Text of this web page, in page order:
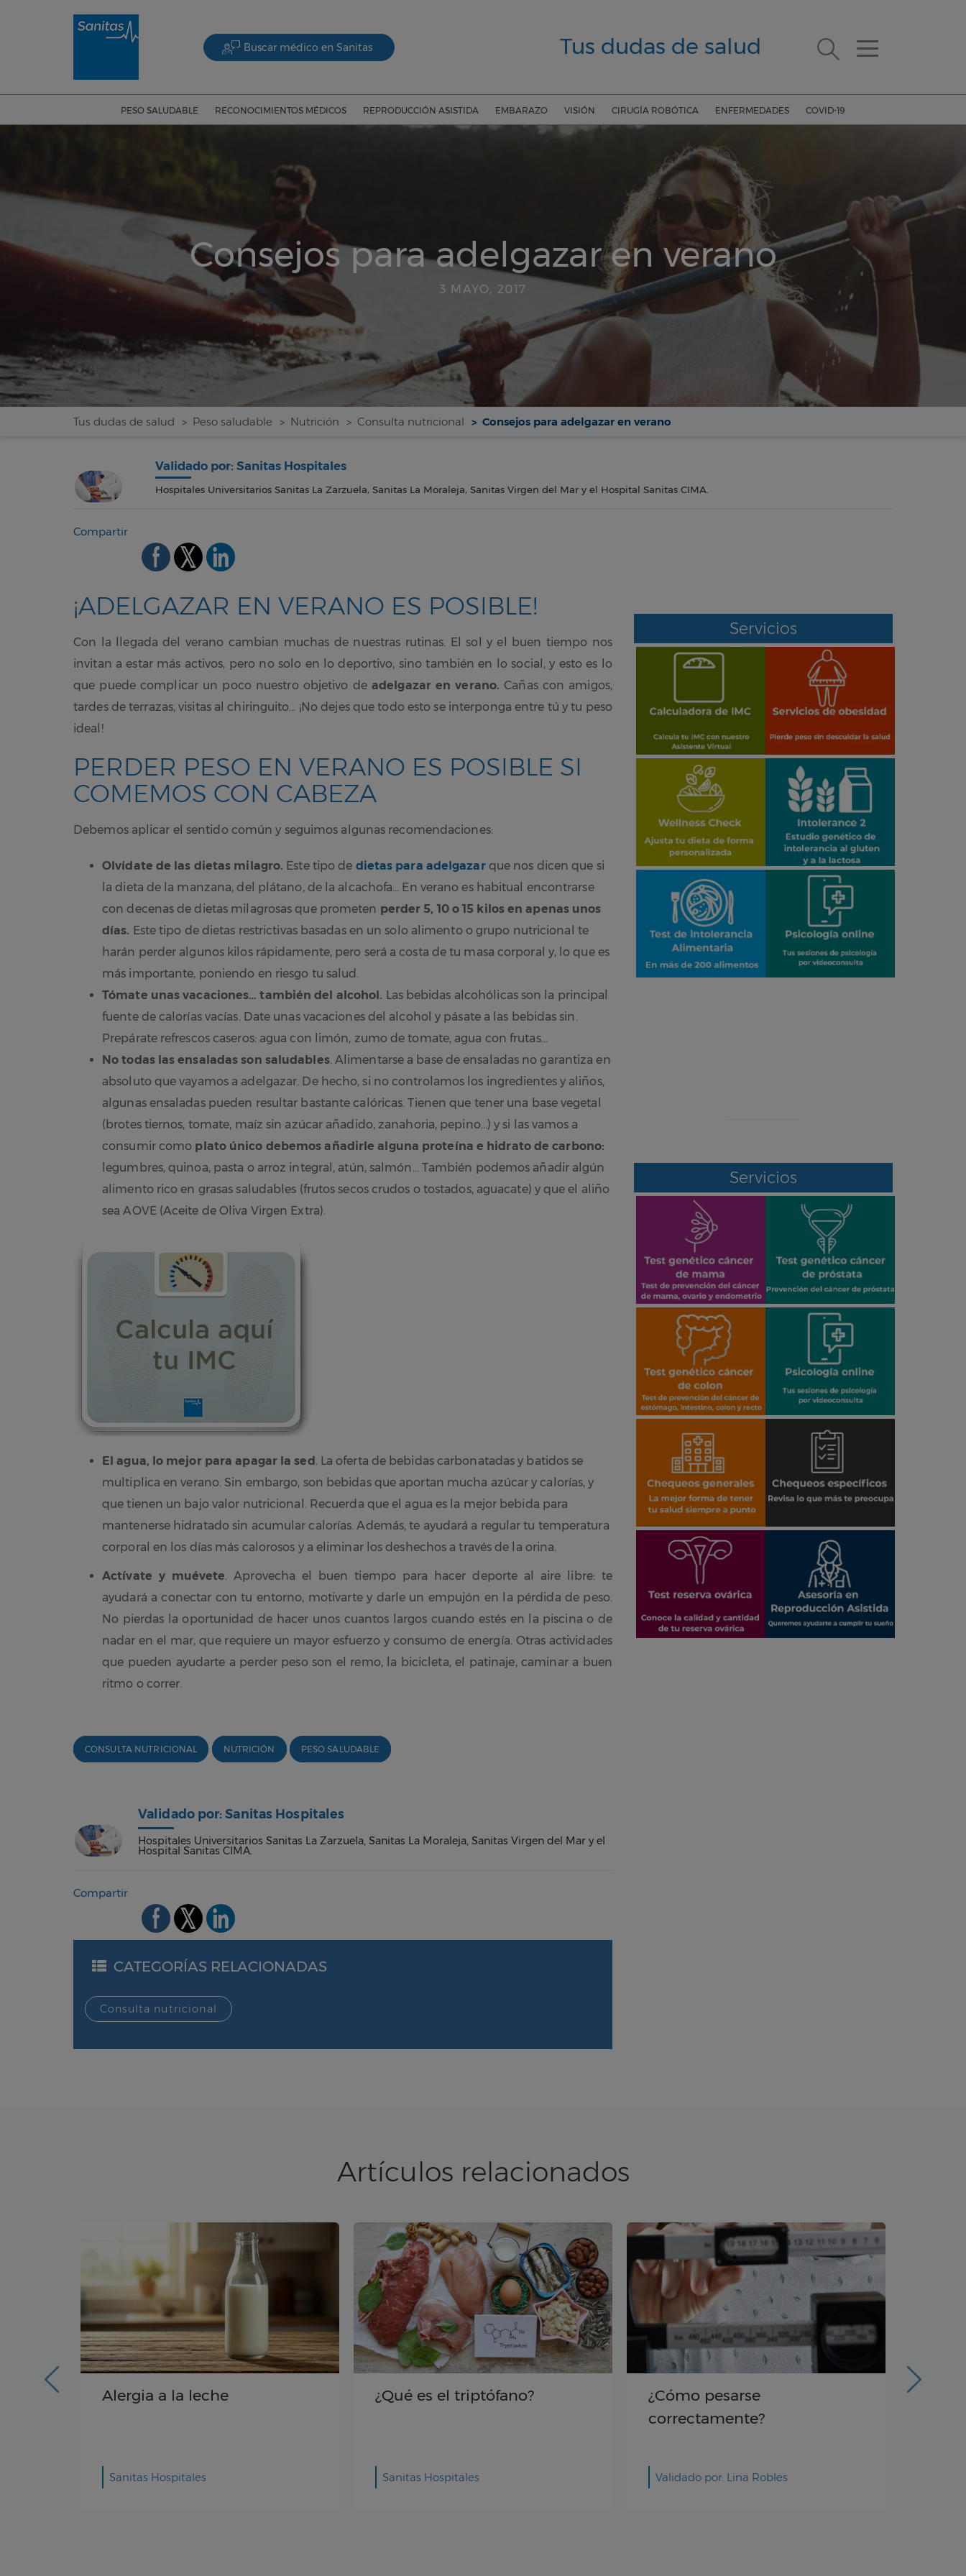
Buscar médico en Sanitas Tus dudas de salud
PESO SALUDABLE RECONOCIMIENTOS MÉDICOS REPRODUCCIÓN ASISTIDA EMBARAZO VISIÓN CIRUGÍA ROBÓTICA ENFERMEDADES COVID-19
Consejos para adelgazar en verano
3 MAYO, 2017
Tus dudas de salud Peso saludable Nutrición Consulta nutricional Consejos para adelgazar en verano
Validado por: Sanitas Hospitales
Hospitales Universitarios Sanitas La Zarzuela, Sanitas La Moraleja, Sanitas Virgen del Mar y el Hospital Sanitas CIMA.
Compartir
¡ADELGAZAR EN VERANO ES POSIBLE!
Con la llegada del verano cambian muchas de nuestras rutinas. El sol y el buen tiempo nos
invitan a estar más activos, pero no solo en lo deportivo, sino también en lo social, y esto es lo
que puede complicar un poco nuestro objetivo deadelgazar en verano. Cañas con amigos,
tardes de terrazas, visitas al chiringuito… ¡No dejes que todo esto se interponga entre tú y tu peso
ideal!
PERDER PESO EN VERANO ES POSIBLE SI
COMEMOS CON CABEZA
Debemos aplicar el sentido común y seguimos algunas recomendaciones:
Olvídate de las dietas milagro. Este tipo de dietas para adelgazarque nos dicen que si
la dieta de la manzana, del plátano, de la alcachofa… En verano es habitual encontrarse
con decenas de dietas milagrosas que prometen perder 5, 10 o 15 kilos en apenas unos
días. Este tipo de dietas restrictivas basadas en un solo alimento o grupo nutricional te
harán perder algunos kilos rápidamente, pero será a costa de tu masa corporal y, lo que es
más importante, poniendo en riesgo tu salud.
Tómate unas vacaciones… también del alcohol. Las bebidas alcohólicas son la principal
fuente de calorías vacías. Date unas vacaciones del alcohol y pásate a las bebidas sin.
Prepárate refrescos caseros: agua con limón, zumo de tomate, agua con frutas…
No todas las ensaladas son saludables. Alimentarse a base de ensaladas no garantiza en
absoluto que vayamos a adelgazar. De hecho, si no controlamos los ingredientes y aliños,
algunas ensaladas pueden resultar bastante calóricas. Tienen que tener una base vegetal
(brotes tiernos, tomate, maíz sin azúcar añadido, zanahoria, pepino…) y si las vamos a
consumir como plato único debemos añadirle alguna proteína e hidrato de carbono:
legumbres, quinoa, pasta o arroz integral, atún, salmón… También podemos añadir algún
alimento rico en grasas saludables (frutos secos crudos o tostados, aguacate) y que el aliño
sea AOVE (Aceite de Oliva Virgen Extra).
El agua, lo mejor para apagar la sed . La oferta de bebidas carbonatadas y batidos se
multiplica en verano. Sin embargo, son bebidas que aportan mucha azúcar y calorías, y
que tienen un bajo valor nutricional. Recuerda que el agua es la mejor bebida para
mantenerse hidratado sin acumular calorías. Además, te ayudará a regular tu temperatura
corporal en los días más calorosos y a eliminar los deshechos a través de la orina.
Actívate y muévete . Aprovecha el buen tiempo para hacer deporte al aire libre: te
ayudará a conectar con tu entorno, motivarte y darle un empujón en la pérdida de peso.
No pierdas la oportunidad de hacer unos cuantos largos cuando estés en la piscina o de
nadar en el mar, que requiere un mayor esfuerzo y consumo de energía. Otras actividades
que pueden ayudarte a perder peso son el remo, la bicicleta, el patinaje, caminar a buen
ritmo o correr.
CONSULTA NUTRICIONAL NUTRICIÓN PESO SALUDABLE
Validado por: Sanitas Hospitales
Hospitales Universitarios Sanitas La Zarzuela, Sanitas La Moraleja, Sanitas Virgen del Mar y el
Hospital Sanitas CIMA.
Compartir
CATEGORÍAS RELACIONADAS
Consulta nutricional
Servicios
Servicios
Artículos relacionados
¿Qué es el triptófano?
Sanitas Hospitales
¿Cómo pesarse
Validado por: Lina Robles
¿Cómo evitar el efecto
rebote?
Validado por: Lina Robles